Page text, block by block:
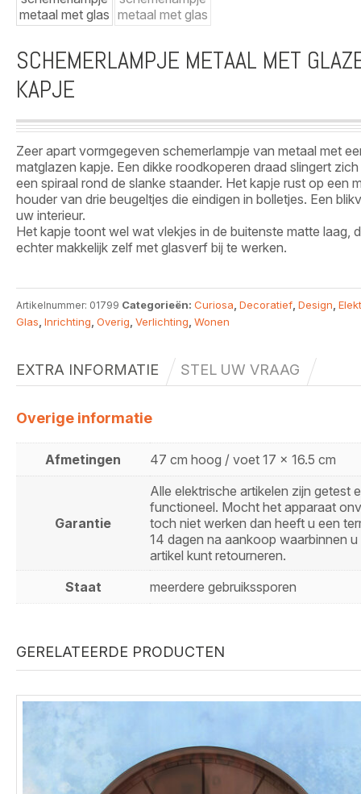
SCHEMERLAMPJE METAAL MET
KAPJE
Zeer apart vormgegeven schemerlampje van metaal met
matglazen kapje. Een dikke roodkoperen draad slingert zich
een spiraal rond de slanke staander. Het kapje rust op een
houder van drie beugeltjes die eindigen in bolletjes. Een
uw interieur.
Het kapje toont wel wat vlekjes in de buitenste matte laag,
echter makkelijk zelf met glasverf bij te werken.
Artikelnummer: 01799 Categorieën: Curiosa Decoratief Design
Glas Inrichting Overig Verlichting Wonen
EXTRA INFORMATIE STEL UW VRAAG
Overige informatie
Afmetingen 47 cm hoog / voet 17 x 16.5 cm
Garantie
Alle elektrische artikelen zijn getest
functioneel. Mocht het apparaat
toch niet werken dan heeft u een
14 dagen na aankoop waarbinnen u
artikel kunt retourneren.
Staat
meerdere gebruikssporen
GERELATEERDE PRODUCTEN